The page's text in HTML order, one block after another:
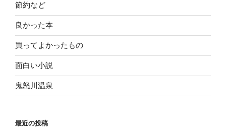
節約など
良かった本
買ってよかったもの
面白い小説
鬼怒川温泉
最近の投稿